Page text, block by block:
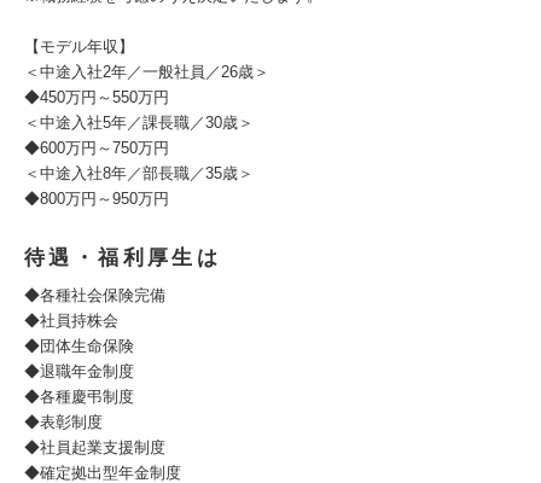
【モデル年収】
＜中途入社2年／一般社員／26歳＞
◆450万円～550万円
＜中途入社5年／課長職／30歳＞
◆600万円～750万円
＜中途入社8年／部長職／35歳＞
◆800万円～950万円
待遇・福利厚生は
◆各種社会保険完備
◆社員持株会
◆団体生命保険
◆退職年金制度
◆各種慶弔制度
◆表彰制度
◆社員起業支援制度
◆確定拠出型年金制度